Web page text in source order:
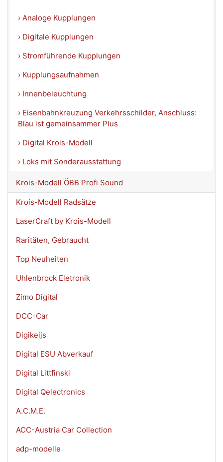
› Analoge Kupplungen
› Digitale Kupplungen
› Stromführende Kupplungen
› Kupplungsaufnahmen
› Innenbeleuchtung
› Eisenbahnkreuzung Verkehrsschilder, Anschluss:
Blau ist gemeinsammer Plus
› Digital Krois-Modell
› Loks mit Sonderausstattung
Krois-Modell ÖBB Profi Sound
Krois-Modell Radsätze
LaserCraft by Krois-Modell
Raritäten, Gebraucht
Top Neuheiten
Uhlenbrock Eletronik
Zimo Digital
DCC-Car
Digikeijs
Digital ESU Abverkauf
Digital Littfinski
Digital Qelectronics
A.C.M.E.
ACC-Austria Car Collection
adp-modelle